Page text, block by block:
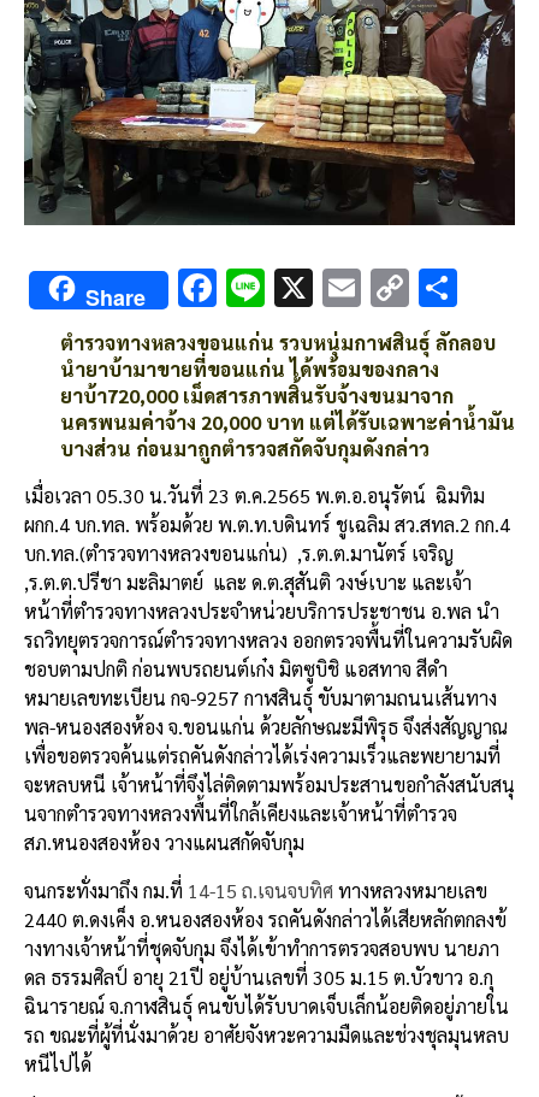
Share F
ac
e
b
o
o
k
Li
n
e
X E
m
ai
l
C
o
py
Li
n
k
h
ar
e
ตำรวจทางหลวงขอนแก่น รวบหนุ่มกาฬสินธุ์ ลักลอบ
นำยาบ้ามาขายที่ขอนแก่น ได้พร้อมของกลาง
ยาบ้า720,000 เม็ดสารภาพสิ้นรับจ้างขนมาจาก
นครพนมค่าจ้าง 20,000 บาท แต่ได้รับเฉพาะค่าน้ำมัน
บางส่วน ก่อนมาถูกตำรวจสกัดจับกุมดังกล่าว
เมื่อเวลา 05.30 น.วันที่ 23 ต.ค.2565 พ.ต.อ.อนุรัตน์ ฉิมทิม
ผกก.4 บก.ทล. พร้อมด้วย พ.ต.ท.บดินทร์ ชูเฉลิม สว.สทล.2 กก.4
บก.ทล.(ตำรวจทางหลวงขอนแก่น) ,ร.ต.ต.มานัตร์ เจริญ
,ร.ต.ต.ปรีชา มะลิมาตย์ และ ด.ต.สุสันติ วงษ์เบาะ และเจ้า
หน้าที่ตำรวจทางหลวงประจำหน่วยบริการประชาชน อ.พล นำ
รถวิทยุตรวจการณ์ตำรวจทางหลวง ออกตรวจพื้นที่ในความรับผิด
ชอบตามปกติ ก่อนพบรถยนต์เก๋ง มิตซูบิชิ แอสทาจ สีดำ
หมายเลขทะเบียน กจ-9257 กาฬสินธุ์ ขับมาตามถนนเส้นทาง
พล-หนองสองห้อง จ.ขอนแก่น ด้วยลักษณะมีพิรุธ จึงส่งสัญญาณ
เพื่อขอตรวจค้นแต่รถคันดังกล่าวได้เร่งความเร็วและพยายามที่
จะหลบหนี เจ้าหน้าที่จึงไล่ติดตามพร้อมประสานขอกำลังสนับสนุ
นจากตำรวจทางหลวงพื้นที่ใกล้เคียงและเจ้าหน้าที่ตำรวจ
สภ.หนองสองห้อง วางแผนสกัดจับกุม
จนกระทั่งมาถึง กม.ที่ 14-15 ถ.เจนจบทิศทางหลวงหมายเลข
2440 ต.ดงเค็ง อ.หนองสองห้อง รถคันดังกล่าวได้เสียหลักตกลงข้
างทางเจ้าหน้าที่ชุดจับกุม จึงได้เข้าทำการตรวจสอบพบ นายภา
ดล ธรรมศิลป์ อายุ 21ปี อยู่บ้านเลขที่ 305 ม.15 ต.บัวขาว อ.กุ
ฉินารายณ์ จ.กาฬสินธุ์ คนขับได้รับบาดเจ็บเล็กน้อยติดอยู่ภายใน
รถ ขณะที่ผู้ที่นั่งมาด้วย อาศัยจังหวะความมืดและช่วงชุลมุนหลบ
หนีไปได้